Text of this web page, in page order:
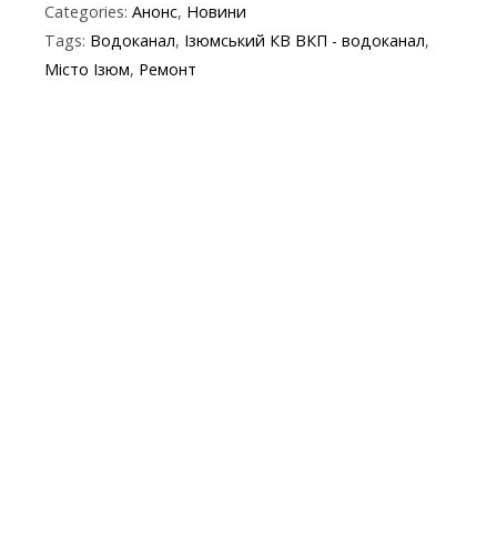
e
b
itt
er
e
gr
er at y ai
Categories: Анонс, Новини
Tags: Водоканал, Ізюмський КВ ВКП - водоканал,
Місто Ізюм, Ремонт